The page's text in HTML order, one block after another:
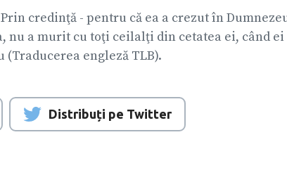
credinţă - pentru că ea a crezut în
nu a murit cu toţi ceilalţi din cetatea ei, când ei
(Traducerea engleză TLB).
Distribuți pe Twitter